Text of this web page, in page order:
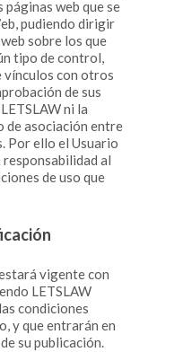
web que se
pudiendo dirigir
sobre los que
tipo de control,
vínculos con otros
de sus
ni la
de asociación entre
Por ello el Usuario
responsabilidad al
de uso que
vigente con
LETSLAW
condiciones
y que entrarán en
su publicación.